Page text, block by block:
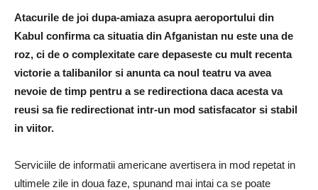
Atacurile de joi dupa-amiaza asupra aeroportului din
Kabul confirma ca situatia din Afganistan nu este una de
roz, ci de o complexitate care depaseste cu mult recenta
victorie a talibanilor si anunta ca noul teatru va avea
nevoie de timp pentru a se redirectiona daca acesta va
reusi sa fie redirectionat intr-un mod satisfacator si stabil
in viitor.
Serviciile de informatii americane avertisera in mod repetat in
ultimele zile in doua faze, spunand mai intai ca se poate